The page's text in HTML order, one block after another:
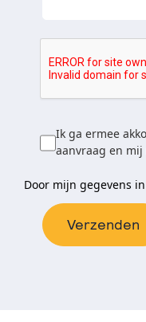
Ik ga ermee
aanvraag en
Door mijn gegevens
Verzenden